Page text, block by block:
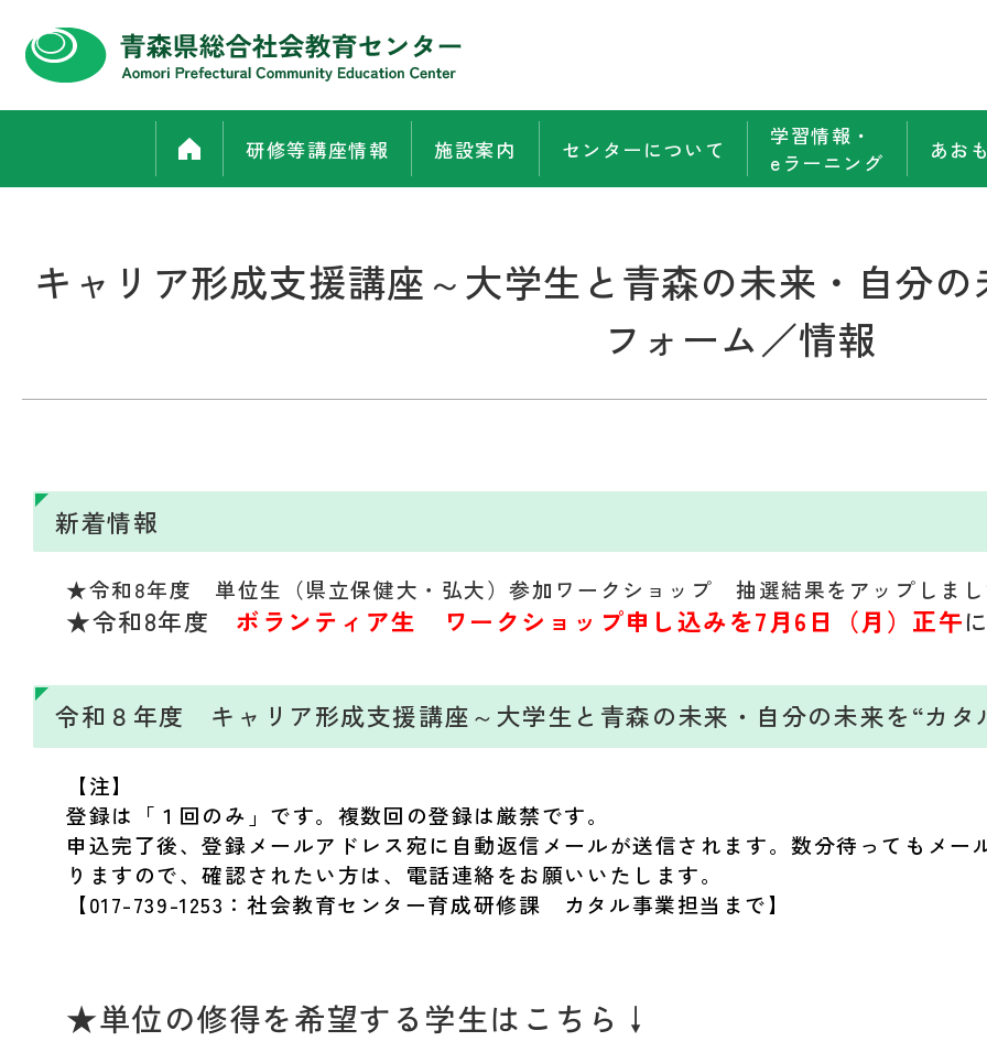
研修等講座情報 施設案内 センターについて
学習情報・
eラーニング
あお
キャリア形成支援講座～大学生と青森の未来・自分
フォーム／情報
新着情報
★令和8年度 単位生（県立保健大・弘大）参加ワークショップ 抽選結果をアップしま
★令和8年度 ボランティア生 ワークショップ申し込みを7月6日（月）正午
令和８年度 キャリア形成支援講座～大学生と青森の未来・自分の未来を“カ
【注】
登録は「１回のみ」です。複数回の登録は厳禁です。
申込完了後、登録メールアドレス宛に自動返信メールが送信されます。数分待ってもメ
りますので、確認されたい方は、電話連絡をお願いいたします。
【017-739-1253：社会教育センター育成研修課 カタル事業担当まで】
★単位の修得を希望する学生はこちら↓